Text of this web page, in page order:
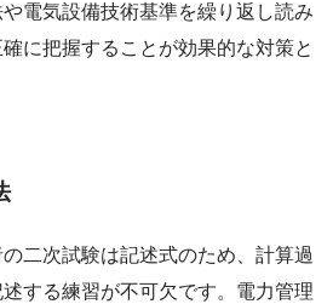
電気設備技術基準を繰り返し読み
に把握することが効果的な対策と
二次試験は記述式のため、計算過
する練習が不可欠です。電力管理